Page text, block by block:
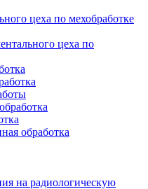
цеха по мехобработке
цеха по
обработка
на радиологическую